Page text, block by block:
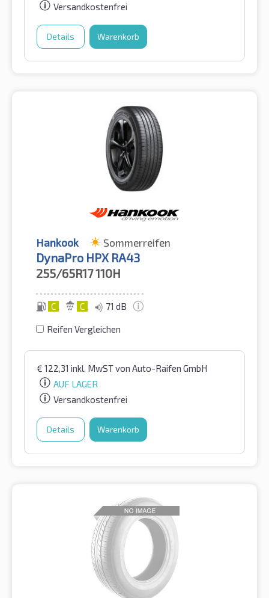
Versandkostenfrei
Details Warenkorb
Hankook Sommerreifen
DynaPro HPX RA43
255/65R17110H
C C 71 dB
Reifen Vergleichen
€ 122,31 inkl. MwSTvon Auto-Raifen GmbH
AUF LAGER
Versandkostenfrei
Details Warenkorb